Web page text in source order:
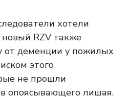
хотели
RZV также
от деменции у пожилых
этого
не прошли
опоясывающего лишая.